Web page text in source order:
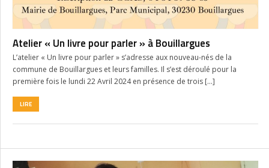
Atelier « Un livre pour parler » à Bouillargues
L’atelier « Un livre pour parler » s’adresse aux nouveau-nés de la
commune de Bouillargues et leurs familles. Il s’est déroulé pour la
première fois le lundi 22 Avril 2024 en présence de trois […]
LIRE